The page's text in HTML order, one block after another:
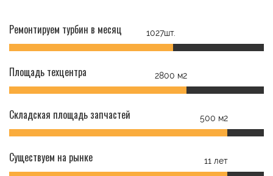
Ремонтируем турбин в месяц 1027шт.
Площадь техцентра 2800 м2
Складская площадь запчастей 500 м2
Существуем на рынке 11 лет